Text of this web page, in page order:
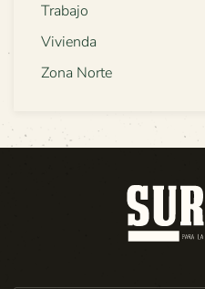
Trabajo
Vivienda
Zona Norte